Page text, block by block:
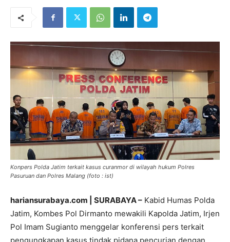
Konpers Polda Jatim terkait kasus curanmor di wilayah hukum Polres
Pasuruan dan Polres Malang (foto : ist)
hariansurabaya.com | SURABAYA – Kabid Humas Polda
Jatim, Kombes Pol Dirmanto mewakili Kapolda Jatim, Irjen
Pol Imam Sugianto menggelar konferensi pers terkait